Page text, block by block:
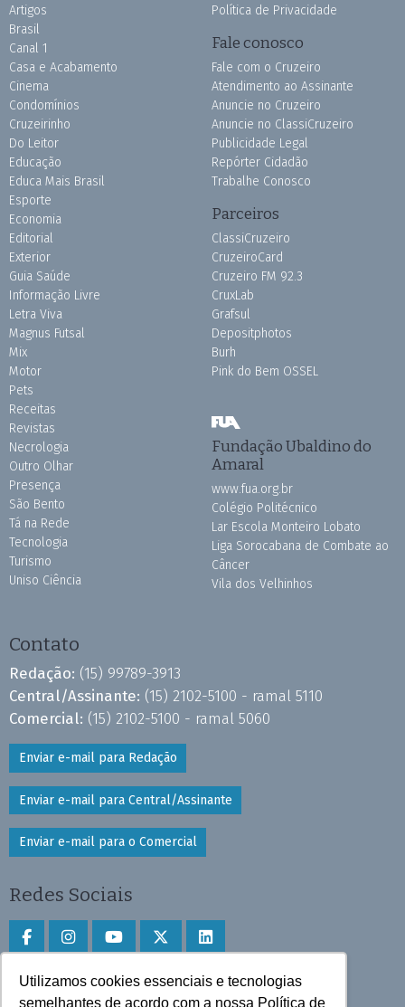
Utilizamos cookies essenciais e tecnologias
semelhantes de acordo com a nossa Política de
Artigos
Brasil
Canal 1
Casa e Acabamento
Cinema
Condomínios
Cruzeirinho
Do Leitor
Educação
Educa Mais Brasil
Esporte
Economia
Editorial
Exterior
Guia Saúde
Informação Livre
Letra Viva
Magnus Futsal
Mix
Motor
Pets
Receitas
Revistas
Necrologia
Outro Olhar
Presença
São Bento
Tá na Rede
Tecnologia
Turismo
Uniso Ciência
Política de Privacidade
Fale conosco
Fale com o Cruzeiro
Atendimento ao Assinante
Anuncie no Cruzeiro
Anuncie no ClassiCruzeiro
Publicidade Legal
Repórter Cidadão
Trabalhe Conosco
Parceiros
ClassiCruzeiro
CruzeiroCard
Cruzeiro FM 92.3
CruxLab
Grafsul
Depositphotos
Burh
Pink do Bem OSSEL
Fundação Ubaldino do
Amaral
www.fua.org.br
Colégio Politécnico
Lar Escola Monteiro Lobato
Liga Sorocabana de Combate ao
Câncer
Vila dos Velhinhos
Contato
Redação: (15) 99789-3913
Central/Assinante: (15) 2102-5100 - ramal 5110
Comercial: (15) 2102-5100 - ramal 5060
Enviar e-mail para Redação
Enviar e-mail para Central/Assinante
Enviar e-mail para o Comercial
Redes Sociais
Faça download do aplicativo